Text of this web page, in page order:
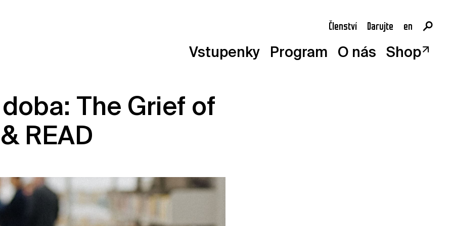
Členství Darujte
cs
en
Vstupenky Program O nás Shop
The Grief of
READ